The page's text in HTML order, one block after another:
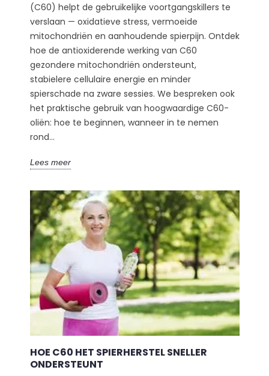
(C60) helpt de gebruikelijke voortgangskillers te
verslaan — oxidatieve stress, vermoeide
mitochondriën en aanhoudende spierpijn. Ontdek
hoe de antioxiderende werking van C60
gezondere mitochondriën ondersteunt,
stabielere cellulaire energie en minder
spierschade na zware sessies. We bespreken ook
het praktische gebruik van hoogwaardige C60-
oliën: hoe te beginnen, wanneer in te nemen
rond...
Lees meer
HOE C60 HET SPIERHERSTEL SNELLER
ONDERSTEUNT